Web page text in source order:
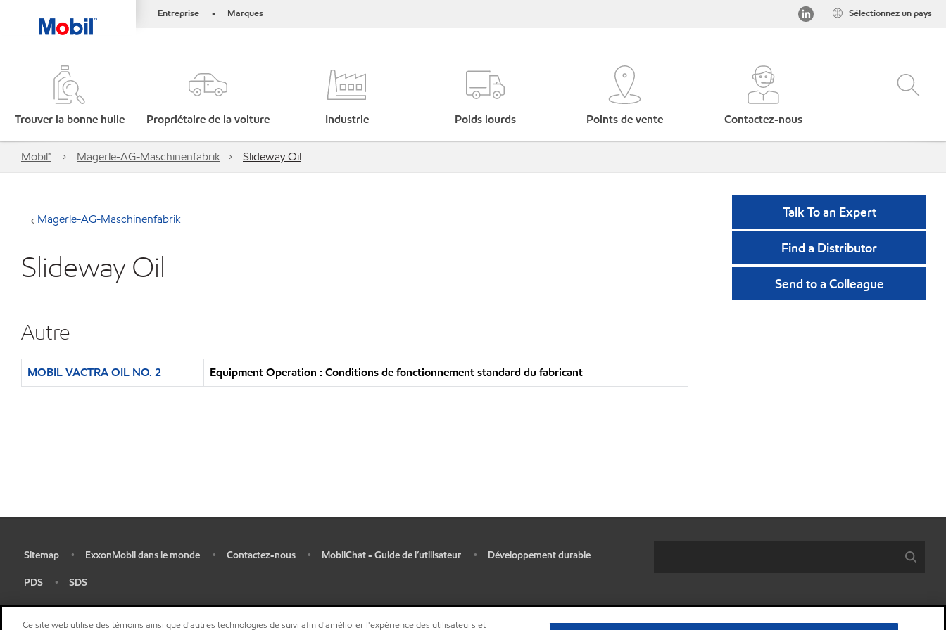
Entreprise • Marques Sélectionnez un pays
Trouver la bonne huile Propriétaire de la voiture Industrie Poids lourds Points de vente Contactez-nous
Mobil™ Magerle-AG-Maschinenfabrik Slideway Oil
Magerle-AG-Maschinenfabrik
Slideway Oil
Autre
MOBIL VACTRA OIL NO. 2 Equipment Operation : Conditions de fonctionnement standard du fabricant
Talk To an Expert
Find a Distributor
Send to a Colleague
Sitemap • ExxonMobil dans le monde • Contactez-nous • MobilChat - Guide de l’utilisateur • Développement durable
PDS • SDS
Ce site web utilise des témoins ainsi que d'autres technologies de suivi afin d'améliorer l'expérience des utilisateurs et